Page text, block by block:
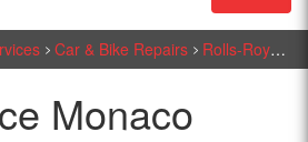
Car & Bike Repairs Rolls-Royce Monaco
Monaco